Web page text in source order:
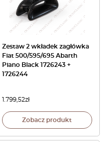
Zestaw 2 wkładek zagłówka
Fiat 500/595/695 Abarth
Piano Black 1726243 +
1726244
1.799,52zł
Zobacz produkt